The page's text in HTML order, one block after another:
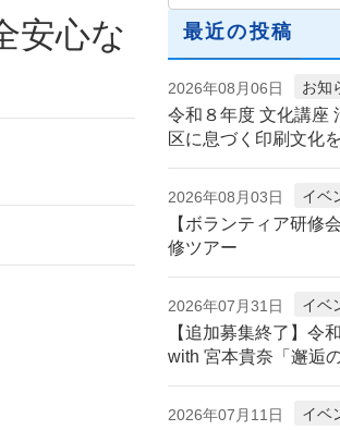
最近の投稿
2026年08月06日 お知
令和８年度 文化講座
区に息づく印刷文化
2026年08月03日 イベ
【ボランティア研修
修ツアー
2026年07月31日 イベ
【追加募集終了】令
with 宮本貴奈「邂逅の
2026年07月11日 イベ